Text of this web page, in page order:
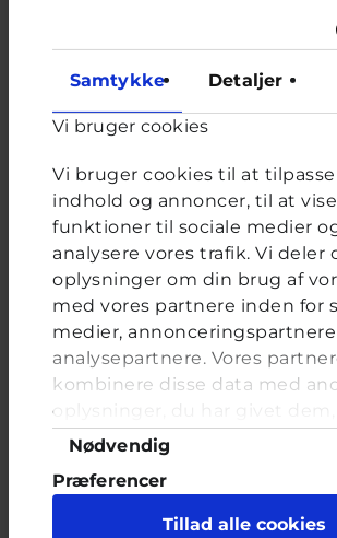
Samtykke Detaljer
Vi bruger cookies
Vi bruger cookies til at
indhold og annoncer, til at
funktioner til sociale medier
analysere vores trafik. Vi deler
oplysninger om din brug af
med vores partnere inden for
medier,
analysepartnere. Vores
kombinere disse data med
oplysninger, du har givet
de har indsamlet fra din brug
tjenester. Du samtykker til
hvis du fortsætter med at
hjemmeside.
Samtykkevalg
Nødvendig
Præferencer
Tillad alle cookies
Du kan stadig læse tidligere spørgsmål
Bliver du nogle gange ked af det uden
Valgmuligheder
Ja, det sker tit
Ja, en gang imellem
Nej, aldrig
hvordan fortæller
Brevkassespørgsmål
#Seksualitet
14 år · 3 år 11 måneder siden